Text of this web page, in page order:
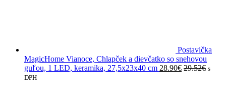
Postavička
MagicHome Vianoce, Chlapček a dievčatko so snehovou
guľou, 1 LED, keramika, 27,5x23x40 cm 28.90€ 29.52€ s
DPH